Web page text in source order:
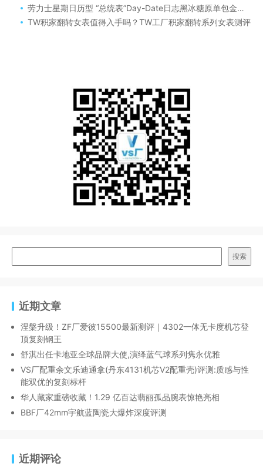
劳力士星期日历型 “总统表”Day-Date日志黑冰糖原单包金款深度评测
TW积家翻转女表值得入手吗？TW工厂积家翻转系列女表测评
搜索
近期文章
涅槃升级！ZF厂爱彼15500最新测评｜4302一体无卡度机芯登
顶复刻钢王
舒淇出任卡地亚全球品牌大使,演绎蓝气球系列隽永优雅
VS厂配重余文乐迪通拿(丹东4131机芯V2配重壳)评测:质感与性
能双优的复刻标杆
华人藏家重磅收藏！1.29 亿百达翡丽孤品腕表惊艳亮相
BBF厂42mm宇航蓝陶瓷大爆炸深度评测
近期评论